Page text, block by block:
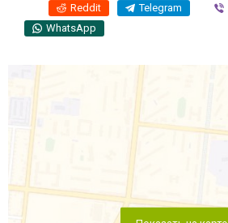
Reddit Telegram
WhatsApp